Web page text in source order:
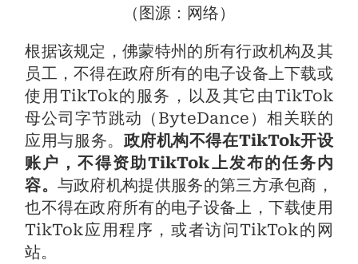
（图源：网络）
根据该规定，佛蒙特州的所有行政机构及其
员工，不得在政府所有的电子设备上下载或
使用TikTok的服务，以及其它由TikTok
母公司字节跳动（ByteDance）相关联的
应用与服务。 政府机构不得在TikTok开设
账户，不得资助TikTok上发布的任务内
容。 与政府机构提供服务的第三方承包商，
也不得在政府所有的电子设备上，下载使用
TikTok应用程序，或者访问TikTok的网
站。